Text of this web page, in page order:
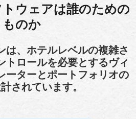
ウェアは誰のための
ものか
は、ホテルレベルの複雑さ
トロールを必要とするヴィ
ーターとポートフォリオの
されています。